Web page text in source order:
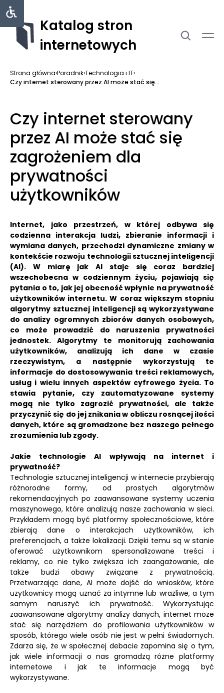
Katalog stron
internetowych
Strona główna›Poradnik›Technologia i IT›
Czy internet sterowany przez AI może stać się...
Czy internet sterowany
przez AI może stać się
zagrożeniem dla
prywatności
użytkowników
Internet, jako przestrzeń, w której odbywa się
codzienna interakcja ludzi, zbieranie informacji i
wymiana danych, przechodzi dynamiczne zmiany w
kontekście rozwoju technologii sztucznej inteligencji
(AI). W miarę jak AI staje się coraz bardziej
wszechobecna w codziennym życiu, pojawiają się
pytania o to, jak jej obecność wpłynie na prywatność
użytkowników internetu. W coraz większym stopniu
algorytmy sztucznej inteligencji są wykorzystywane
do analizy ogromnych zbiorów danych osobowych,
co może prowadzić do naruszenia prywatności
jednostek. Algorytmy te monitorują zachowania
użytkowników, analizują ich dane w czasie
rzeczywistym, a następnie wykorzystują te
informacje do dostosowywania treści reklamowych,
usług i wielu innych aspektów cyfrowego życia. To
stawia pytanie, czy zautomatyzowane systemy
mogą nie tylko zagrozić prywatności, ale także
przyczynić się do jej znikania w obliczu rosnącej ilości
danych, które są gromadzone bez naszego pełnego
zrozumienia lub zgody.
Jakie technologie AI wpływają na internet i
prywatność?
Technologie sztucznej inteligencji w internecie przybierają
różnorodne formy, od prostych algorytmów
rekomendacyjnych po zaawansowane systemy uczenia
maszynowego, które analizują nasze zachowania w sieci.
Przykładem mogą być platformy społecznościowe, które
zbierają dane o interakcjach użytkowników, ich
preferencjach, a także lokalizacji. Dzięki temu są w stanie
oferować użytkownikom spersonalizowane treści i
reklamy, co nie tylko zwiększa ich zaangażowanie, ale
także budzi obawy związane z prywatnością.
Przetwarzając dane, AI może dojść do wniosków, które
użytkownicy mogą uznać za intymne lub wrażliwe, a tym
samym naruszyć ich prywatność. Wykorzystując
zaawansowane algorytmy analizy danych, internet może
stać się narzędziem do profilowania użytkowników w
sposób, którego wiele osób nie jest w pełni świadomych.
Zdarza się, że w społecznej debacie zapomina się o tym,
jak wiele informacji o nas gromadzą różne platformy
internetowe i jak te informacje mogą być
wykorzystywane.